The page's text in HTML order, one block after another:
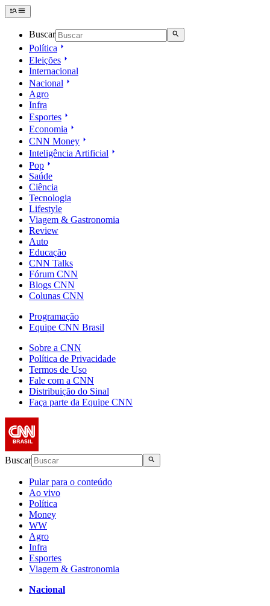
Buscar
Política
Eleições
Internacional
Nacional
Agro
Infra
Esportes
Economia
CNN Money
Inteligência Artificial
Pop
Saúde
Ciência
Tecnologia
Lifestyle
Viagem & Gastronomia
Review
Auto
Educação
CNN Talks
Fórum CNN
Blogs CNN
Colunas CNN
Programação
Equipe CNN Brasil
Sobre a CNN
Política de Privacidade
Termos de Uso
Fale com a CNN
Distribuição do Sinal
Faça parte da Equipe CNN
Buscar
Pular para o conteúdo
Ao vivo
Política
Money
WW
Agro
Infra
Esportes
Viagem & Gastronomia
Nacional